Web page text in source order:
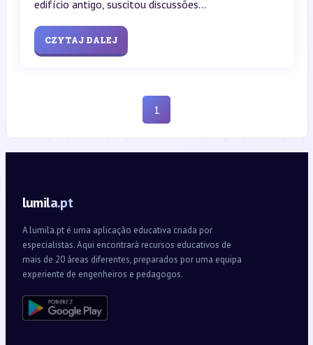
edifício antigo, suscitou discussões...
CZYTAJ DALEJ
1
lumila.pt
A lumila.pt é uma aplicação educativa criada por
especialistas. Aqui encontrará recursos educativos de
mais de 20 áreas diferentes, preparados por uma equipa
experiente de engenheiros e pedagogos.